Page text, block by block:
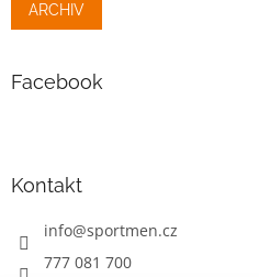
ARCHIV
Facebook
Kontakt
info@sportmen.cz
777 081 700